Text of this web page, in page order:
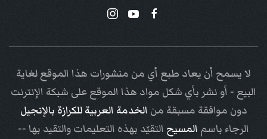
لا يسمح أن يعاد طبع أي من منشورات هذا الموقع لغاية
البيع - أو نشر بأي شكل مواد هذا الموقع على شبكة الإنترنت
دون موافقة مسبقة من الخدمة العربية للكرازة بالإنجيل
الرجاء باسم المسيح التقيّد بهذه التعليمات والتقيد بها --